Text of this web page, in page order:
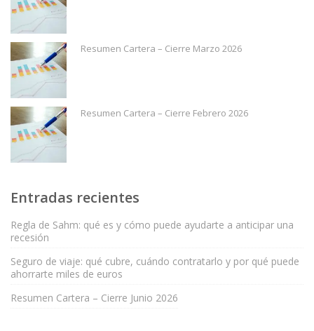
Resumen Cartera – Cierre Marzo 2026
Resumen Cartera – Cierre Febrero 2026
Entradas recientes
Regla de Sahm: qué es y cómo puede ayudarte a anticipar una
recesión
Seguro de viaje: qué cubre, cuándo contratarlo y por qué puede
ahorrarte miles de euros
Resumen Cartera – Cierre Junio 2026